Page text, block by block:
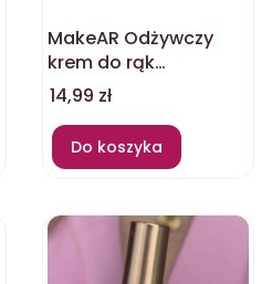
MakeAR Odżywczy
krem do rąk
,,Freedom" 50ml
Cena
14,99 zł
Do koszyka